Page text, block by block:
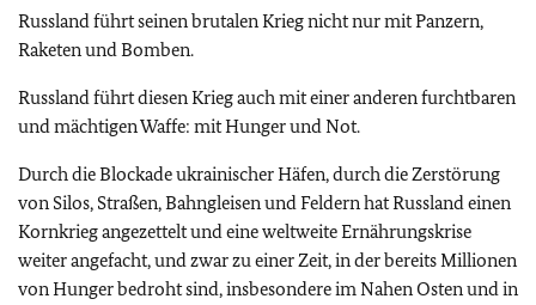
Russland führt seinen brutalen Krieg nicht nur mit Panzern,
Raketen und Bomben.
Russland führt diesen Krieg auch mit einer anderen furchtbaren
und mächtigen Waffe: mit Hunger und Not.
Durch die Blockade ukrainischer Häfen, durch die Zerstörung
von Silos, Straßen, Bahngleisen und Feldern hat Russland einen
Kornkrieg angezettelt und eine weltweite Ernährungskrise
weiter angefacht, und zwar zu einer Zeit, in der bereits Millionen
von Hunger bedroht sind, insbesondere im Nahen Osten und in